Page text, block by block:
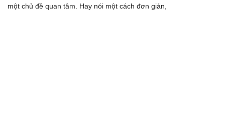
một chủ đề quan tâm. Hay nói một cách đơn giản,